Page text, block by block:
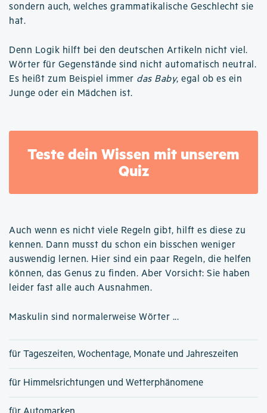
sondern auch, welches grammatikalische Geschlecht sie
hat.
Denn Logik hilft bei den deutschen Artikeln nicht viel.
Wörter für Gegenstände sind nicht automatisch neutral.
Es heißt zum Beispiel immer das Baby, egal ob es ein
Junge oder ein Mädchen ist.
Teste dein Wissen mit unserem
Quiz
Auch wenn es nicht viele Regeln gibt, hilft es diese zu
kennen. Dann musst du schon ein bisschen weniger
auswendig lernen. Hier sind ein paar Regeln, die helfen
können, das Genus zu finden. Aber Vorsicht: Sie haben
leider fast alle auch Ausnahmen.
Maskulin sind normalerweise Wörter ...
für Tageszeiten, Wochentage, Monate und Jahreszeiten
für Himmelsrichtungen und Wetterphänomene